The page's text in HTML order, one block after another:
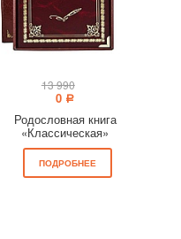
13 990
0 a
Родословная книга
«Классическая»
ПОДРОБНЕЕ